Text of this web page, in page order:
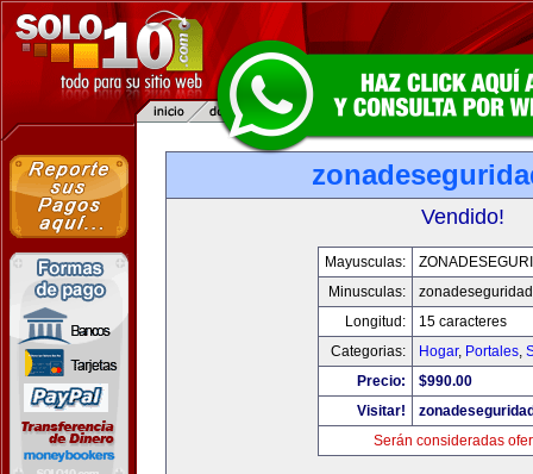
Vendido!
Mayusculas:
Minusculas:
Longitud:
15 caracteres
Categorias:
Hogar, Portales,
Precio:
$990.00
Visitar!
Serán consideradas